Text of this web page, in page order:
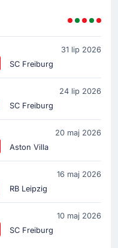
31 lip 2026
SC Freiburg
24 lip 2026
SC Freiburg
20 maj 2026
Aston Villa
16 maj 2026
RB Leipzig
10 maj 2026
SC Freiburg